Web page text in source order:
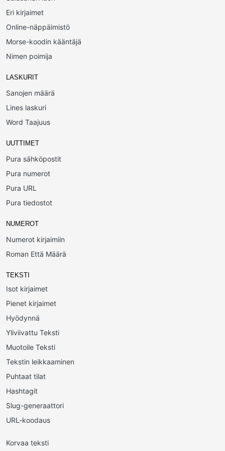
Eri kirjaimet
Online-näppäimistö
Morse-koodin kääntäjä
Nimen poimija
LASKURIT
Sanojen määrä
Lines laskuri
Word Taajuus
UUTTIMET
Pura sähköpostit
Pura numerot
Pura URL
Pura tiedostot
NUMEROT
Numerot kirjaimiin
Roman Että Määrä
TEKSTI
Isot kirjaimet
Pienet kirjaimet
Hyödynnä
Yliviivattu Teksti
Muotoile Teksti
Tekstin leikkaaminen
Puhtaat tilat
Hashtagit
Slug-generaattori
URL-koodaus
Korvaa teksti